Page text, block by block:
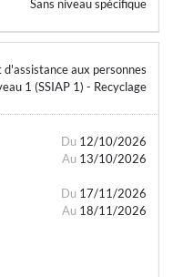
Sans niveau spécifique
aux personnes
1 (SSIAP 1) - Recyclage
Du 12/10/2026
Au 13/10/2026
Du 17/11/2026
Au 18/11/2026